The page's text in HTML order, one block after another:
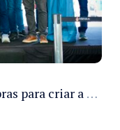
Prefeitura de Manaus inicia obras para criar a primeira Rua Gastronômica de Manaus na Ferreira Pena